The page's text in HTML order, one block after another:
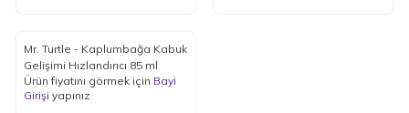
Mr. Turtle - Kaplumbağa Kabuk
Gelişimi Hızlandırıcı 85 ml
Ürün fiyatını görmek için Bayi
Girişi yapınız